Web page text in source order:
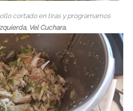
cortado en tiras y programamos
Vel Cuchara.